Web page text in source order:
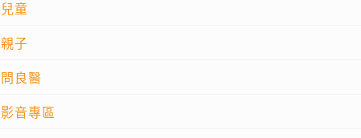
兒童
親子
問良醫
影音專區